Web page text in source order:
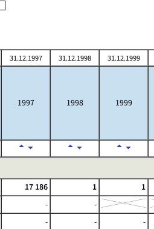
31.12.1997 31.12.1998 31.12.1999
1997 1998 1999
17 186 1 1
-
-
- - -